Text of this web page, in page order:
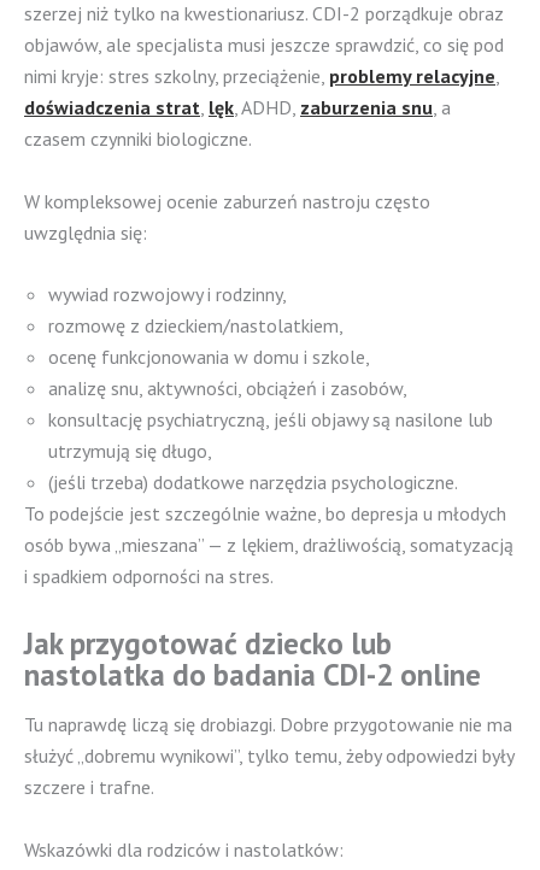
szerzej niż tylko na kwestionariusz. CDI-2 porządkuje obraz
objawów, ale specjalista musi jeszcze sprawdzić, co się pod
nimi kryje: stres szkolny, przeciążenie, problemy relacyjne,
doświadczenia strat, lęk, ADHD, zaburzenia snu, a
czasem czynniki biologiczne.
W kompleksowej ocenie zaburzeń nastroju często
uwzględnia się:
wywiad rozwojowy i rodzinny,
rozmowę z dzieckiem/nastolatkiem,
ocenę funkcjonowania w domu i szkole,
analizę snu, aktywności, obciążeń i zasobów,
konsultację psychiatryczną, jeśli objawy są nasilone lub
utrzymują się długo,
(jeśli trzeba) dodatkowe narzędzia psychologiczne.
To podejście jest szczególnie ważne, bo depresja u młodych
osób bywa „mieszana” — z lękiem, drażliwością, somatyzacją
i spadkiem odporności na stres.
Jak przygotować dziecko lub
nastolatka do badania CDI-2 online
Tu naprawdę liczą się drobiazgi. Dobre przygotowanie nie ma
służyć „dobremu wynikowi”, tylko temu, żeby odpowiedzi były
szczere i trafne.
Wskazówki dla rodziców i nastolatków: